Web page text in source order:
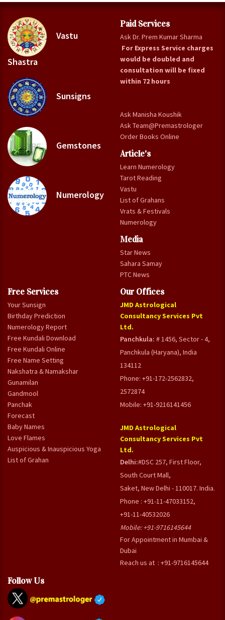
Vastu
Shastra
Sunsigns
Gemstones
Numerology
Paid Services
Ask Dr. Prem Kumar Sharma
For Express Service charges
would be doubled and
consultation will be fixed
within 72 hours
Ask Manisha Koushik
Ask Team@Premastrologer
Order Books Online
Article's
Learn Numerology
Tarot Reading
Vastu
List of Grahans
Vrats & Festivals
Numerology
Media
Star News
Sahara Samay
PTC News
Free Services
Your Sunsign
Birthday Prediction
Numerology Report
Free Kundali Download
Free Kundali Online
Free Name Setting
Nakshatra & Namakshar
Gunamilan
Gandmool
Panchak
Forecast
Baby Names
Love Flames
Auspicious & Inauspicious Yoga
List of Grahan
Our Offices
JMD Astrological
Consultancy Services Pvt
Ltd.
Panchkula: # 1456, Sector - 4,
Panchkula (Haryana), India
134112
Phone: +91-172-2562832,
2572874
Mobile: +91-9216141456
JMD Astrological
Consultancy Services Pvt
Ltd.
Delhi:#DSC 257, First Floor,
South Court Mall,
Saket, New Delhi - 110017. India.
Phone : +91-11-47033152,
+91-11-40532026
Mobile:+91-9716145644
For Appointment in Mumbai &
Dubai
Reach us at : +91-9716145644
Follow Us